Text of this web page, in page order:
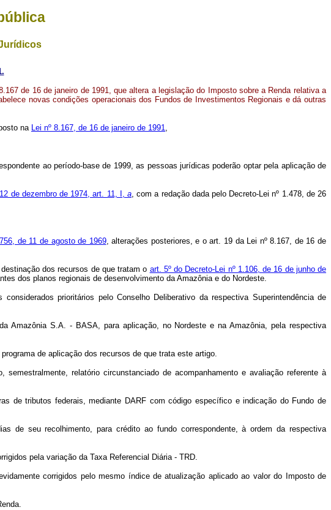
de 16 de janeiro de 1991, que altera a legislação do Imposto sobre a Renda relativa a
novas condições operacionais dos Fundos de Investimentos Regionais e dá outras
na Lei nº 8.167, de 16 de janeiro de 1991,
ao período-base de 1999, as pessoas jurídicas poderão optar pela aplicação de
de dezembro de 1974, art. 11, I,a, com a redação dada pelo Decreto-Lei nº 1.478, de 26
de 11 de agosto de 1969, alterações posteriores, e o art. 19 da Lei nº 8.167, de 16 de
dos recursos de que tratam o art. 5º do Decreto-Lei nº 1.106, de 16 de junho de
dos planos regionais de desenvolvimento da Amazônia e do Nordeste.
prioritários pelo Conselho Deliberativo da respectiva Superintendência de
S.A. - BASA, para aplicação, no Nordeste e na Amazônia, pela respectiva
de aplicação dos recursos de que trata este artigo.
relatório circunstanciado de acompanhamento e avaliação referente à
de tributos federais, mediante DARF com código específico e indicação do Fundo de
de seu recolhimento, para crédito ao fundo correspondente, à ordem da respectiva
pela variação da Taxa Referencial Diária - TRD.
corrigidos pelo mesmo índice de atualização aplicado ao valor do Imposto de